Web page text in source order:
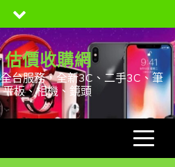
估價收購網
台服務，全新3C、二手3C、筆
板、相機、鏡頭